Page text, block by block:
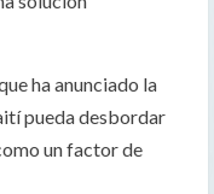
ha anunciado la
pueda desbordar
un factor de